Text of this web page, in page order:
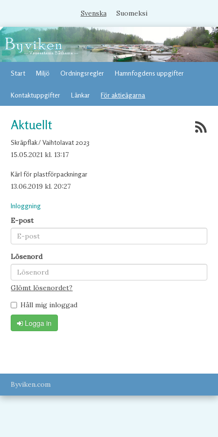
Svenska Suomeksi
Start Miljö Ordningsregler Hamnfogdens uppgifter
Kontaktuppgifter Länkar För aktieägarna
Aktuellt
Skräpflak / Vaihtolavat 2023
15.05.2021kl. 13:17
Kärl för plastförpackningar
13.06.2019kl. 20:27
Inloggning
E-post
Lösenord
Glömt lösenordet?
Håll mig inloggad
Logga in
Byviken.com